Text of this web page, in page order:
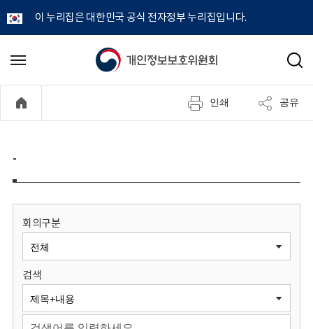
이 누리집은 대한민국 공식 전자정부 누리집입니다.
개
정
보
원
회
메
기
검
인쇄 공유
-
회의구분
검색